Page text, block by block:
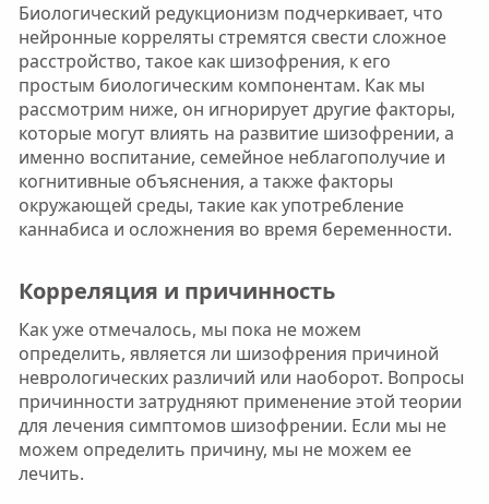
Биологический редукционизм подчеркивает, что
нейронные корреляты стремятся свести сложное
расстройство, такое как шизофрения, к его
простым биологическим компонентам. Как мы
рассмотрим ниже, он игнорирует другие факторы,
которые могут влиять на развитие шизофрении, а
именно воспитание, семейное неблагополучие и
когнитивные объяснения, а также факторы
окружающей среды, такие как употребление
каннабиса и осложнения во время беременности.
Корреляция и причинность​
Как уже отмечалось, мы пока не можем
определить, является ли шизофрения причиной
неврологических различий или наоборот. Вопросы
причинности затрудняют применение этой теории
для лечения симптомов шизофрении. Если мы не
можем определить причину, мы не можем ее
лечить.